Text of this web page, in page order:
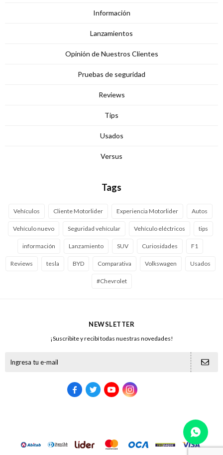
Información
Lanzamientos
Opinión de Nuestros Clientes
Pruebas de seguridad
Reviews
Tips
Usados
Versus
Tags
Vehículos Cliente Motorlider Experiencia Motorlider Autos
Vehículo nuevo Seguridad vehícular Vehículo eléctricos tips
información Lanzamiento SUV Curiosidades F1
Reviews tesla BYD Comparativa Volkswagen Usados
#Chevrolet
NEWSLETTER
¡Suscribite y recibí todas nuestras novedades!
   